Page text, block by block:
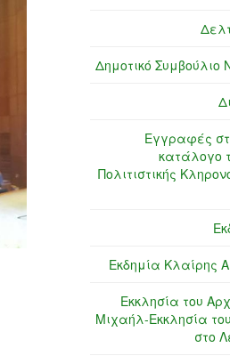
Δημοτικό Συμβούλιο
Εγγραφές
κατάλογο
Πολιτιστικής
Εκδημία Κλαίρης
Εκκλησία του
Μιχαήλ-Εκκλησία
στο